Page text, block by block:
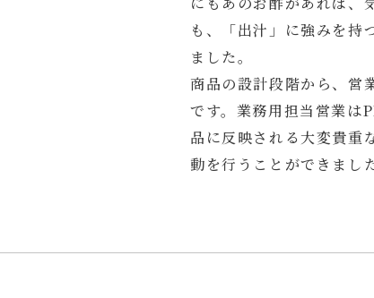
も、「出汁」に強みを持
ました。
商品の設計段階から、営
です。業務用担当営業は
品に反映される大変貴重
動を行うことができました